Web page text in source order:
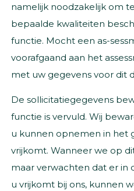
namelijk noodzakelijk om
bepaalde kwaliteiten
functie. Mocht een as-
voorafgaand aan het
met uw gegevens voor dit
De sollicitatiegegevens
functie is vervuld. Wij
u kunnen opnemen in het
vrijkomt. Wanneer we op
maar verwachten dat er in
u vrijkomt bij ons, kunnen